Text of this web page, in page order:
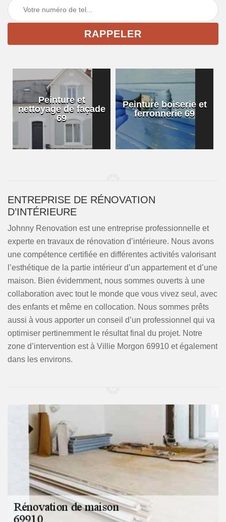
Peinture et
nettoyage de façade
69
Peinture boiserie et
ferronnerie 69
ENTREPRISE DE RÉNOVATION
D’INTÉRIEURE
Johnny Renovation est une entreprise professionnelle et
experte en travaux de rénovation d’intérieure. Nous avons
une compétence certifiée en différentes activités valorisant
l’esthétique de la partie intérieur d’un appartement et d’une
maison. Bien évidemment, nous sommes ouverts à une
collaboration avec tout le monde que vous vivez seul, avec
des enfants et même en collocation. Nous sommes prêts
aussi à vous apporter un conseil d’un professionnel qui va
optimiser pertinemment le résultat final du projet. Notre
zone d’intervention est à Villie Morgon 69910 et également
dans les environs.